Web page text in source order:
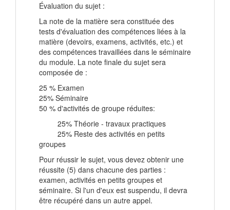
Évaluation du sujet :
La note de la matière sera constituée des
tests d'évaluation des compétences liées à la
matière (devoirs, examens, activités, etc.) et
des compétences travaillées dans le séminaire
du module. La note finale du sujet sera
composée de :
25 % Examen
25% Séminaire
50 % d'activités de groupe réduites:
25% Théorie - travaux practiques
25% Reste des activités en petits
groupes
Pour réussir le sujet, vous devez obtenir une
réussite (5) dans chacune des parties :
examen, activités en petits groupes et
séminaire. Si l'un d'eux est suspendu, il devra
être récupéré dans un autre appel.